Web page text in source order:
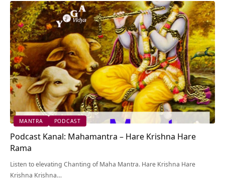
MANTRA PODCAST
Podcast Kanal: Mahamantra – Hare Krishna Hare
Rama
Listen to elevating Chanting of Maha Mantra. Hare Krishna Hare
Krishna Krishna…